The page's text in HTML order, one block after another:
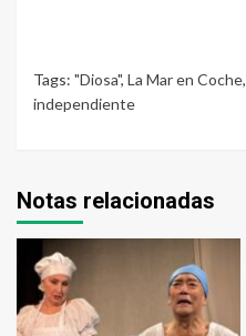
Tags: "Diosa", La Mar en Coche,
independiente
Notas relacionadas